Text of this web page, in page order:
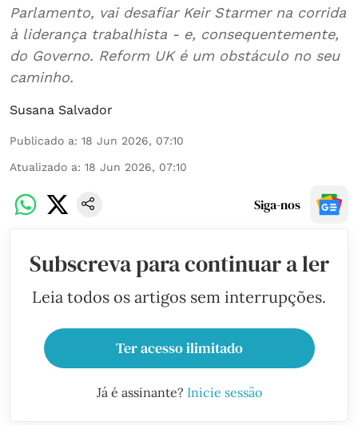
Parlamento, vai desafiar Keir Starmer na corrida
à liderança trabalhista - e, consequentemente,
do Governo. Reform UK é um obstáculo no seu
caminho.
Susana Salvador
Publicado a: 18 Jun 2026, 07:10
Atualizado a: 18 Jun 2026, 07:10
Siga-nos
Subscreva para continuar a ler
Leia todos os artigos sem interrupções.
Ter acesso ilimitado
Já é assinante? Inicie sessão